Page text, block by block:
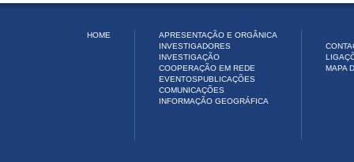
HOME
APRESENTAÇÃO E ORGÂNICA
INVESTIGADORES
INVESTIGAÇÃO
COOPERAÇÃO EM REDE
EVENTOSPUBLICAÇÕES
COMUNICAÇÕES
INFORMAÇÃO GEOGRÁFICA
MAPA